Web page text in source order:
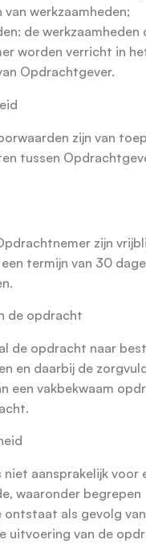
werkzaamheden;
de werkzaamheden
worden verricht in
Opdrachtgever.
zijn van
tussen
zijn
termijn van 30
de opdracht
de opdracht naar
en daarbij de
een vakbekwaam
aansprakelijk voor
waaronder begrepen
ontstaat als gevolg
uitvoering van de